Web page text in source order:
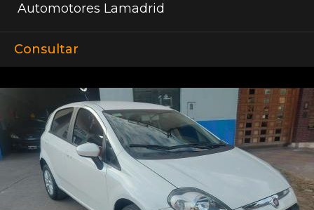
Automotores Lamadrid
Consultar